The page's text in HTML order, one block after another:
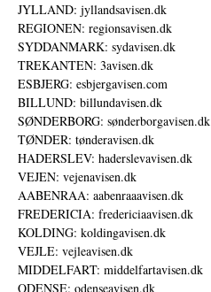
JYLLAND: jyllandsavisen.dk
REGIONEN: regionsavisen.dk
SYDDANMARK: sydavisen.dk
TREKANTEN: 3avisen.dk
ESBJERG: esbjergavisen.com
BILLUND: billundavisen.dk
SØNDERBORG: sønderborgavisen.dk
TØNDER: tønderavisen.dk
HADERSLEV: haderslevavisen.dk
VEJEN: vejenavisen.dk
AABENRAA: aabenraaavisen.dk
FREDERICIA: fredericiaavisen.dk
KOLDING: koldingavisen.dk
VEJLE: vejleavisen.dk
MIDDELFART: middelfartavisen.dk
ODENSE: odenseavisen.dk